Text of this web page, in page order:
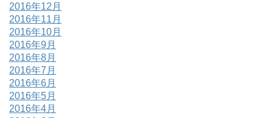
2016年12月
2016年11月
2016年10月
2016年9月
2016年8月
2016年7月
2016年6月
2016年5月
2016年4月